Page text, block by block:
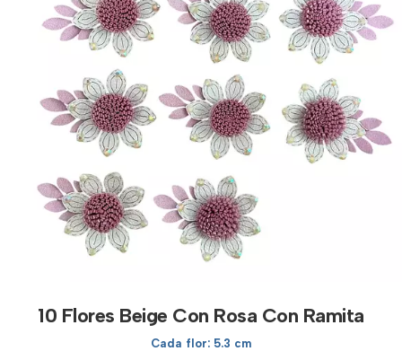
10 Flores Beige Con Rosa Con Ramita
Cada flor: 5.3 cm